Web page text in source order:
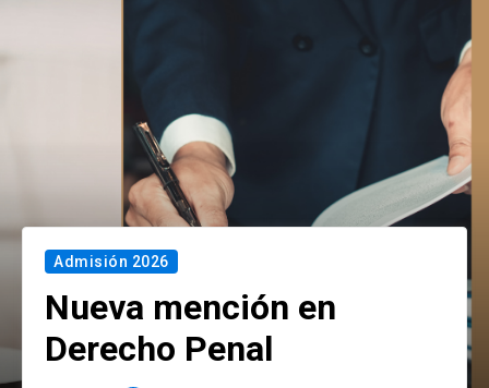
Admisión 2026
Nueva mención en
Derecho Penal